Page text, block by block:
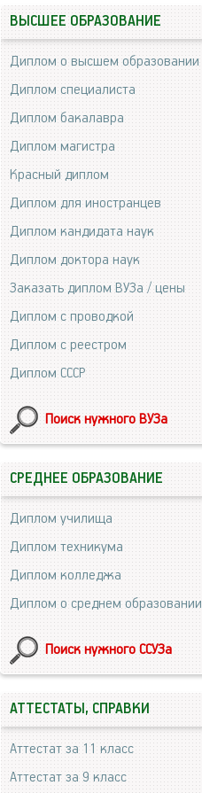
ВЫСШЕЕ ОБРАЗОВАНИЕ
Диплом о высшем образовании
Диплом специалиста
Диплом бакалавра
Диплом магистра
Красный диплом
Диплом для иностранцев
Диплом кандидата наук
Диплом доктора наук
Заказать диплом ВУЗа / цены
Диплом с проводкой
Диплом с реестром
Диплом СССР
Поиск нужного ВУЗа
СРЕДНЕЕ ОБРАЗОВАНИЕ
Диплом училища
Диплом техникума
Диплом колледжа
Диплом о среднем образовании
Поиск нужного ССУЗа
АТТЕСТАТЫ, СПРАВКИ
Аттестат за 11 класс
Аттестат за 9 класс